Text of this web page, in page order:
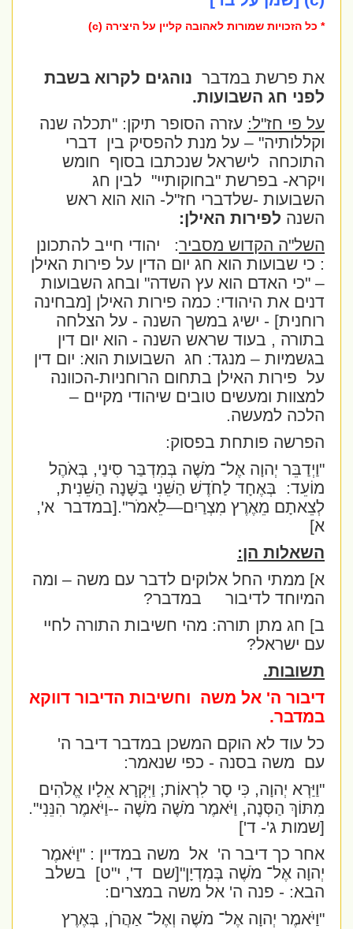
* כל הזכויות שמורות לאהובה קליין על היצירה (c)
את פרשת במדבר נוהגים לקרוא בשבת
לפני חג השבועות.
על פי חז"ל:עזרה הסופר תיקן: "תכלה שנה
וקללותיה" – על מנת להפסיק בין דברי
התוכחה לישראל שנכתבו בסוף חומש
ויקרא- בפרשת "בחוקותיי" לבין חג
השבועות -שלדברי חז"ל- הוא הוא ראש
השנהלפירות האילן:
השל"ה הקדוש מסביר:
יהודי חייב להתכונן
: כי שבועות הוא חג יום הדין על פירות האילן
– "כי האדם הוא עץ השדה" ובחג השבועות
דנים את היהודי: כמה פירות האילן [מבחינה
רוחנית] - ישיג במשך השנה - על הצלחה
בתורה , בעוד שראש השנה - הוא יום דין
בגשמיות – מנגד: חג השבועות הוא: יום דין
על פירות האילן בתחום הרוחניות-הכוונה
למצוות ומעשים טובים שיהודי מקיים –
הלכה למעשה.
הפרשה פותחת בפסוק:
"וַיְדַבֵּר יְהוָה אֶל־ מֹשֶׁה בְּמִדְבַּר סִינַי, בְּאֹהֶל
מוֹעֵד: בְּאֶחָד לַחֹדֶשׁ הַשֵּׁנִי בַּשָּׁנָה הַשֵּׁנִית,
לְצֵאתָם מֵאֶרֶץ מִצְרַיִם—לֵאמֹר".[במדבר א',
א]
השאלות הן:
א] ממתי החל אלוקים לדבר עם משה – ומה
המיוחד לדיבור
במדבר?
ב] חג מתן תורה: מהי חשיבות התורה לחיי
עם ישראל?
תשובות.
דיבור ה' אל משה וחשיבות הדיבור דווקא
במדבר.
כל עוד לא הוקם המשכן במדבר דיבר ה'
עם משה בסנה - כפי שנאמר:
"וַיַּרְא יְהוָה, כִּי סָר לִרְאוֹת; וַיִּקְרָא אֵלָיו אֱלֹהִים
מִתּוֹךְ הַסְּנֶה, וַיֹּאמֶר מֹשֶׁה מֹשֶׁה --וַיֹּאמֶר הִנֵּנִי".
[שמות ג'- ד']
אחר כך דיבר ה' אל משה במדיין :"וַיֹּאמֶר
יְהוָה אֶל־ מֹשֶׁה בְּמִדְיָן"[שם ד', י"ט] בשלב
הבא: - פנה ה' אל משה במצרים:
"וַיֹּאמֶר יְהוָה אֶל־ מֹשֶׁה וְאֶל־ אַהֲרֹן, בְּאֶרֶץ